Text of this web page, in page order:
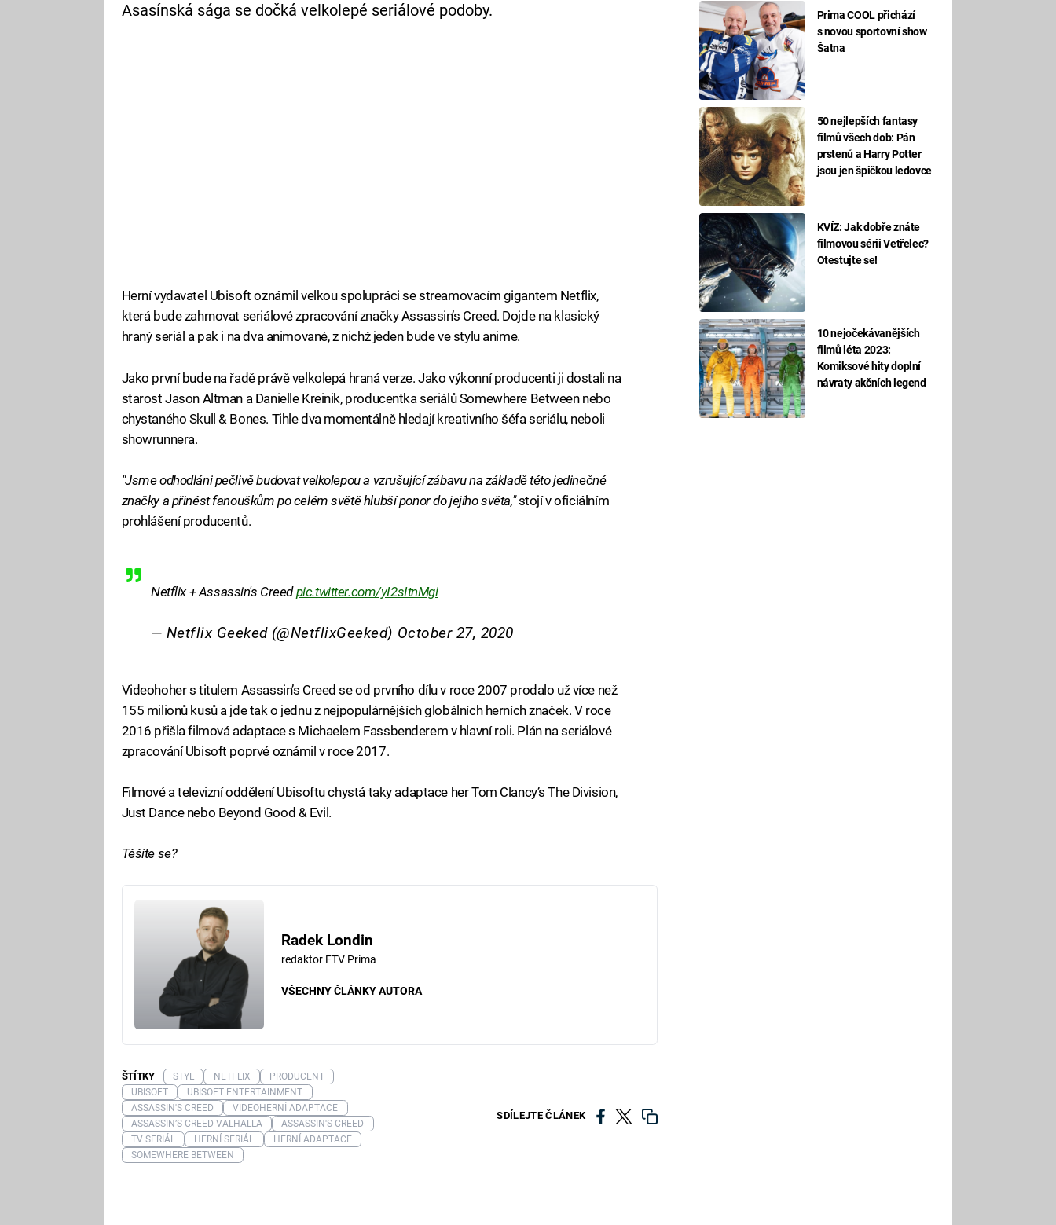
Prima COOL přichází
s novou sportovní show
Šatna
50 nejlepších fantasy
filmů všech dob: Pán
prstenů a Harry Potter
jsou jen špičkou ledovce
KVÍZ: Jak dobře znáte
filmovou sérii Vetřelec?
Otestujte se!
10 nejočekávanějších
filmů léta 2023:
Komiksové hity doplní
návraty akčních legend
Asasínská sága se dočká velkolepé seriálové podoby.
Herní vydavatel Ubisoft oznámil velkou spolupráci se streamovacím gigantem Netflix,
která bude zahrnovat seriálové zpracování značky Assassin’s Creed. Dojde na klasický
hraný seriál a pak i na dva animované, z nichž jeden bude ve stylu anime.
Jako první bude na řadě právě velkolepá hraná verze. Jako výkonní producenti ji dostali na
starost Jason Altman a Danielle Kreinik, producentka seriálů Somewhere Between nebo
chystaného Skull & Bones. Tihle dva momentálně hledají kreativního šéfa seriálu, neboli
showrunnera.
"Jsme odhodláni pečlivě budovat velkolepou a vzrušující zábavu na základě této jedinečné
značky a přinést fanouškům po celém světě hlubší ponor do jejího světa,"stojí v oficiálním
prohlášení producentů.
Netflix + Assassin's Creedpic.twitter.com/yI2sItnMgi
— Netflix Geeked (@NetflixGeeked) October 27, 2020
Videohoher s titulem Assassin’s Creed se od prvního dílu v roce 2007 prodalo už více než
155 milionů kusů a jde tak o jednu z nejpopulárnějších globálních herních značek. V roce
2016 přišla filmová adaptace s Michaelem Fassbenderem v hlavní roli. Plán na seriálové
zpracování Ubisoft poprvé oznámil v roce 2017.
Filmové a televizní oddělení Ubisoftu chystá taky adaptace her Tom Clancy’s The Division,
Just Dance nebo Beyond Good & Evil.
Těšíte se?
Radek Londin
redaktor FTV Prima
VŠECHNY ČLÁNKY AUTORA
SDÍLEJTE ČLÁNEK
ŠTÍTKY STYL NETFLIX
PRODUCENT
UBISOFT
UBISOFT ENTERTAINMENT
ASSASSIN'S CREED
VIDEOHERNÍ ADAPTACE
ASSASSIN’S CREED VALHALLA
ASSASSIN'S CREED
TV SERIÁL
HERNÍ SERIÁL
HERNÍ ADAPTACE
SOMEWHERE BETWEEN